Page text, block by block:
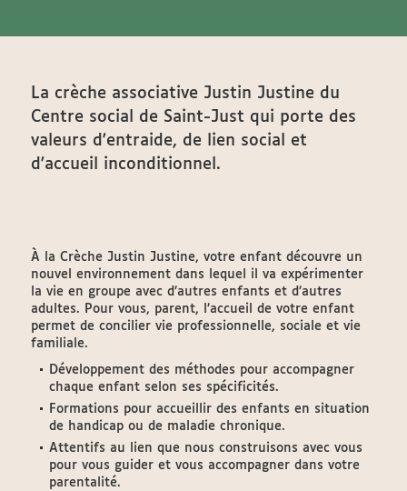
La crèche associative Justin Justine du
Centre social de Saint-Just qui porte des
valeurs d'entraide, de lien social et
d'accueil inconditionnel.
À la Crèche Justin Justine, votre enfant découvre un
nouvel environnement dans lequel il va expérimenter
la vie en groupe avec d’autres enfants et d’autres
adultes. Pour vous, parent, l’accueil de votre enfant
permet de concilier vie professionnelle, sociale et vie
familiale.
Développement des méthodes pour accompagner
chaque enfant selon ses spéciﬁcités.
Formations pour accueillir des enfants en situation
de handicap ou de maladie chronique.
Attentifs au lien que nous construisons avec vous
pour vous guider et vous accompagner dans votre
parentalité.